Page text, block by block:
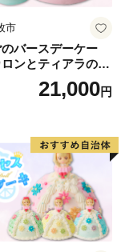
市
のバースデーケー
ンとティアラのケ
ーツ 日時指定可 デ
菓子 お取り寄せ 愛
ションケーキ ホー
21,000円